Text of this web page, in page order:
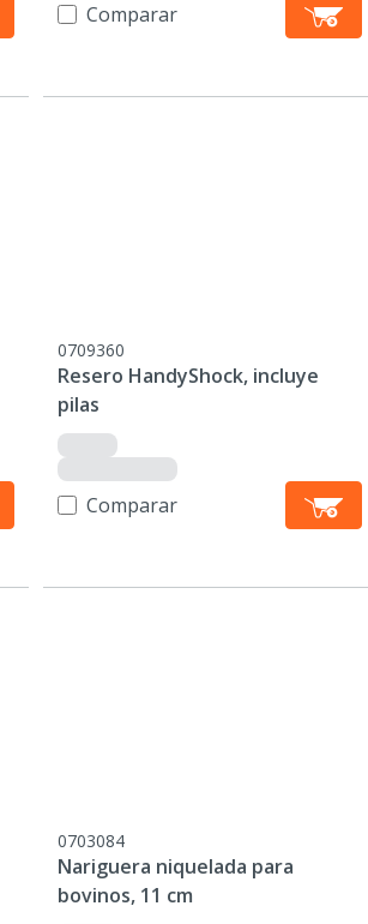
Comparar
0709360
Resero HandyShock, incluye
pilas
Comparar
0703084
Nariguera niquelada para
bovinos, 11 cm